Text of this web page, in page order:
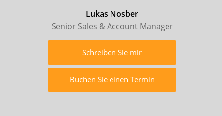
Lukas Nosber
Senior Sales & Account Manager
Schreiben Sie mir
Buchen Sie einen Termin